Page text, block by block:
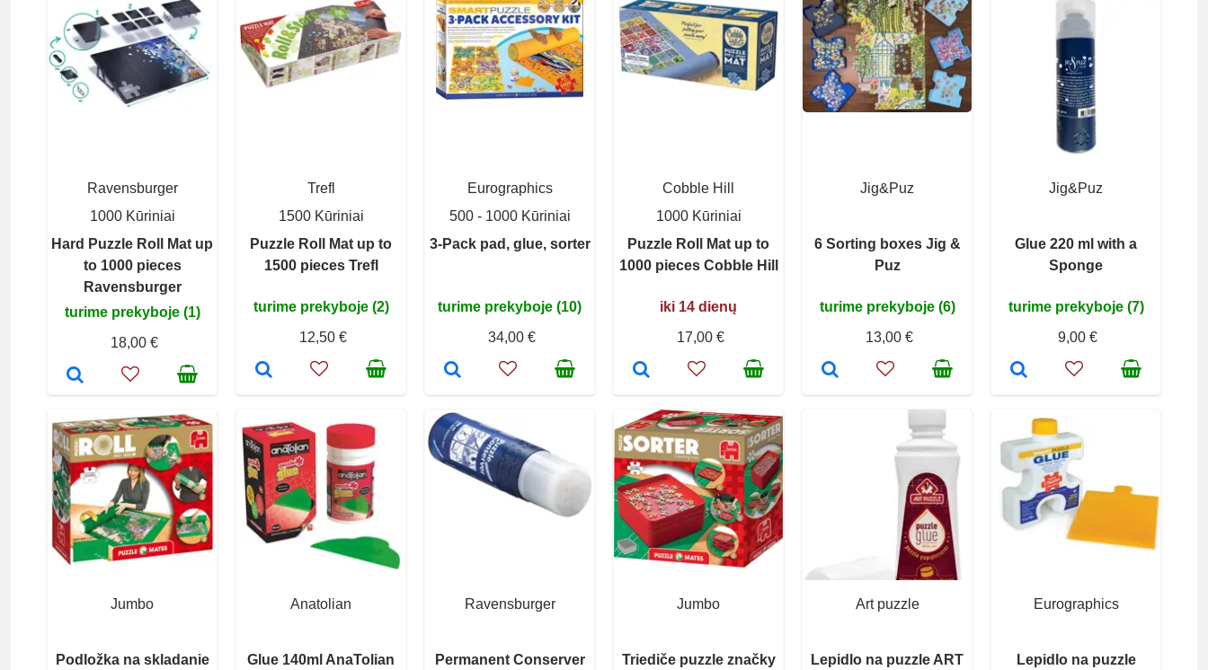
Ravensburger
1000 Kūriniai
Hard Puzzle Roll Mat up
to 1000 pieces
Ravensburger
turime prekyboje (1)
18,00 €
Trefl
1500 Kūriniai
Puzzle Roll Mat up to
1500 pieces Trefl
turime prekyboje (2)
12,50 €
Eurographics
500 - 1000 Kūriniai
3-Pack pad, glue, sorter
turime prekyboje (10)
34,00 €
Cobble Hill
1000 Kūriniai
Puzzle Roll Mat up to
1000 pieces Cobble Hill
iki 14 dienų
17,00 €
Jig&Puz
6 Sorting boxes Jig &
Puz
turime prekyboje (6)
13,00 €
Jig&Puz
Glue 220 ml with a
Sponge
turime prekyboje (7)
9,00 €
Jumbo
Podložka na skladanie
Anatolian
Glue 140ml AnaTolian
Ravensburger
Permanent Conserver
Jumbo
Triediče puzzle značky
Art puzzle
Lepidlo na puzzle ART
Eurographics
Lepidlo na puzzle